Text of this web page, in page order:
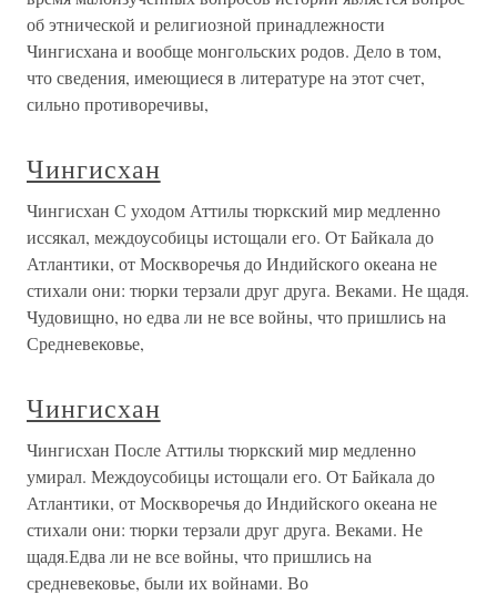
об этнической и религиозной принадлежности
Чингисхана и вообще монгольских родов. Дело в том,
что сведения, имеющиеся в литературе на этот счет,
сильно противоречивы,
Чингисхан
Чингисхан С уходом Аттилы тюркский мир медленно
иссякал, междоусобицы истощали его. От Байкала до
Атлантики, от Москворечья до Индийского океана не
стихали они: тюрки терзали друг друга. Веками. Не щадя.
Чудовищно, но едва ли не все войны, что пришлись на
Средневековье,
Чингисхан
Чингисхан После Аттилы тюркский мир медленно
умирал. Междоусобицы истощали его. От Байкала до
Атлантики, от Москворечья до Индийского океана не
стихали они: тюрки терзали друг друга. Веками. Не
щадя.Едва ли не все войны, что пришлись на
средневековье, были их войнами. Во